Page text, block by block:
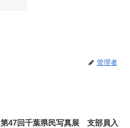
管理者
第47回千葉県民写真展 支部員入